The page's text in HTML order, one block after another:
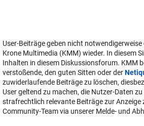
User-Beiträge geben nicht
Krone Multimedia (KMM) wieder. In diesem
Inhalten in diesem Diskussionsforum. KMM
verstoßende, den guten Sitten oder der
zuwiderlaufende Beiträge zu löschen,
User geltend zu machen, die Nutzer-Daten
strafrechtlich relevante Beiträge zur Anzeige
Community-Team via unserer Melde- und